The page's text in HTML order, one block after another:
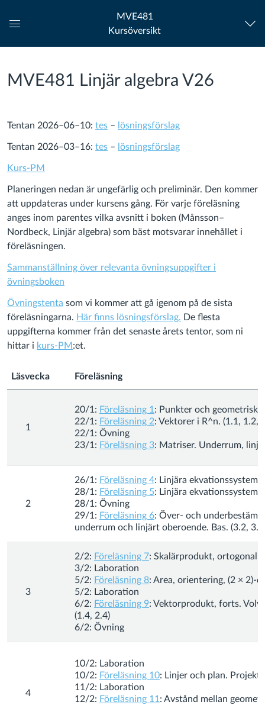
navigationsmeny
MVE481
Kursöversikt
MVE481 Linjär algebra V26
Tentan 2026–06–10: tes – lösningsförslag
Tentan 2026–03–16: tes – lösningsförslag
Kurs-PM
Planeringen nedan är ungefärlig och preliminär. Den kommer
att uppdateras under kursens gång. För varje föreläsning
anges inom parentes vilka avsnitt i boken (Månsson–
Nordbeck, Linjär algebra) som bäst motsvarar innehållet i
föreläsningen.
Sammanställning över relevanta övningsuppgifter i
övningsboken
Övningstenta som vi kommer att gå igenom på de sista
föreläsningarna. Här finns lösningsförslag. De flesta
uppgifterna kommer från det senaste årets tentor, som ni
hittar i kurs-PM :et.
Läsvecka Föreläsning
1
20/1: Föreläsning 1 : Punkter och
22/1: Föreläsning 2: Vektorer i R^n. (1.1, 1.2,
22/1: Övning
23/1: Föreläsning 3: Matriser. Underrum,
2
26/1: Föreläsning 4: Linjära ekvationssystem.
28/1: Föreläsning 5: Linjära ekvationssystem,
28/1: Övning
29/1: Föreläsning 6: Över- och
underrum och linjärt oberoende. Bas. (3.2,
3
2/2: Föreläsning 7: Skalärprodukt, ortogonal
3/2: Laboration
5/2: Föreläsning 8: Area, orientering, (2 × 2)-
5/2: Laboration
6/2: Föreläsning 9: Vektorprodukt, forts.
(1.4, 2.4)
6/2: Övning
4
10/2: Laboration
10/2: Föreläsning 10: Linjer och plan.
11/2: Laboration
12/2: Föreläsning 11 : Avstånd mellan